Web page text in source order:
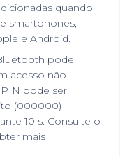
quando
smartphones,
e Android.
pode
acesso não
pode ser
(000000)
10 s. Consulte o
mais